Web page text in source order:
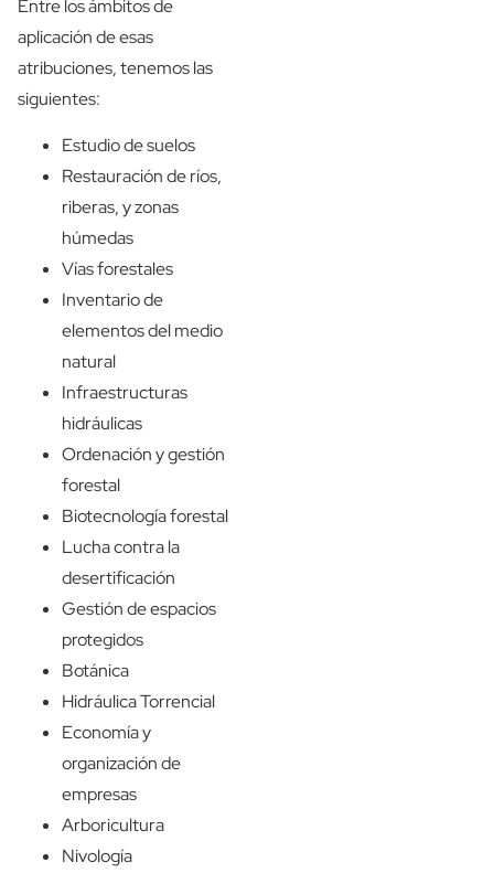
Entre los ámbitos de
aplicación de esas
atribuciones, tenemos las
siguientes:
Estudio de suelos
Restauración de ríos,
riberas, y zonas
húmedas
Vías forestales
Inventario de
elementos del medio
natural
Infraestructuras
hidráulicas
Ordenación y gestión
forestal
Biotecnología forestal
Lucha contra la
desertificación
Gestión de espacios
protegidos
Botánica
Hidráulica Torrencial
Economía y
organización de
empresas
Arboricultura
Nivología